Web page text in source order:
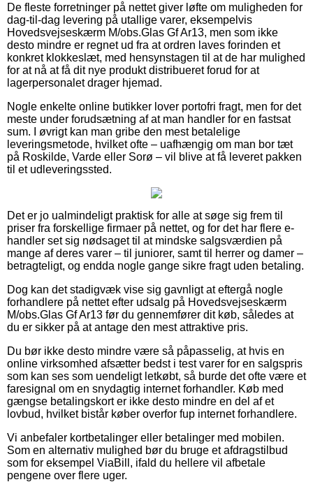
De fleste forretninger på nettet giver løfte om muligheden for
dag-til-dag levering på utallige varer, eksempelvis
Hovedsvejseskærm M/obs.Glas Gf Ar13, men som ikke
desto mindre er regnet ud fra at ordren laves forinden et
konkret klokkeslæt, med hensynstagen til at de har mulighed
for at nå at få dit nye produkt distribueret forud for at
lagerpersonalet drager hjemad.
Nogle enkelte online butikker lover portofri fragt, men for det
meste under forudsætning af at man handler for en fastsat
sum. I øvrigt kan man gribe den mest betalelige
leveringsmetode, hvilket ofte – uafhængig om man bor tæt
på Roskilde, Varde eller Sorø – vil blive at få leveret pakken
til et udleveringssted.
Det er jo ualmindeligt praktisk for alle at søge sig frem til
priser fra forskellige firmaer på nettet, og for det har flere e-
handler set sig nødsaget til at mindske salgsværdien på
mange af deres varer – til juniorer, samt til herrer og damer –
betragteligt, og endda nogle gange sikre fragt uden betaling.
Dog kan det stadigvæk vise sig gavnligt at eftergå nogle
forhandlere på nettet efter udsalg på Hovedsvejseskærm
M/obs.Glas Gf Ar13 før du gennemfører dit køb, således at
du er sikker på at antage den mest attraktive pris.
Du bør ikke desto mindre være så påpasselig, at hvis en
online virksomhed afsætter bedst i test varer for en salgspris
som kan ses som uendeligt letkøbt, så burde det ofte være et
faresignal om en snydagtig internet forhandler. Køb med
gængse betalingskort er ikke desto mindre en del af et
lovbud, hvilket bistår køber overfor fup internet forhandlere.
Vi anbefaler kortbetalinger eller betalinger med mobilen.
Som en alternativ mulighed bør du bruge et afdragstilbud
som for eksempel ViaBill, ifald du hellere vil afbetale
pengene over flere uger.